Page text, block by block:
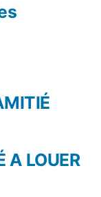
:
A LOUER